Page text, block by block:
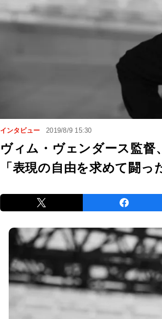
インタビュー 2019/8/9 15:30
ヴィム・ヴェンダース監督
「表現の自由を求めて闘っ